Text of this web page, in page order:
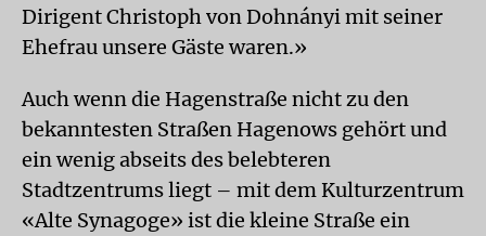
Dirigent Christoph von Dohnányi mit seiner
Ehefrau unsere Gäste waren.»
Auch wenn die Hagenstraße nicht zu den
bekanntesten Straßen Hagenows gehört und
ein wenig abseits des belebteren
Stadtzentrums liegt – mit dem Kulturzentrum
«Alte Synagoge» ist die kleine Straße ein